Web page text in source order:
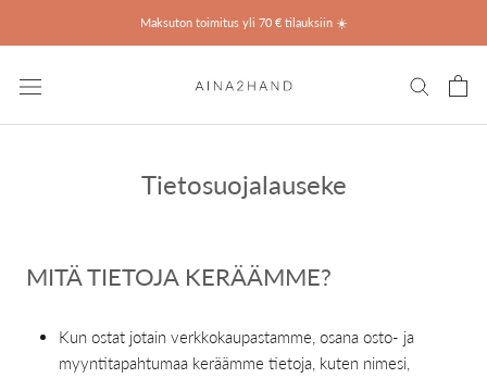
Maksuton toimitus yli 70 € tilauksiin ☀️
Tietosuojalauseke
MITÄ TIETOJA KERÄÄMME?
Kun ostat jotain verkkokaupastamme, osana osto- ja
myyntitapahtumaa keräämme tietoja, kuten nimesi,